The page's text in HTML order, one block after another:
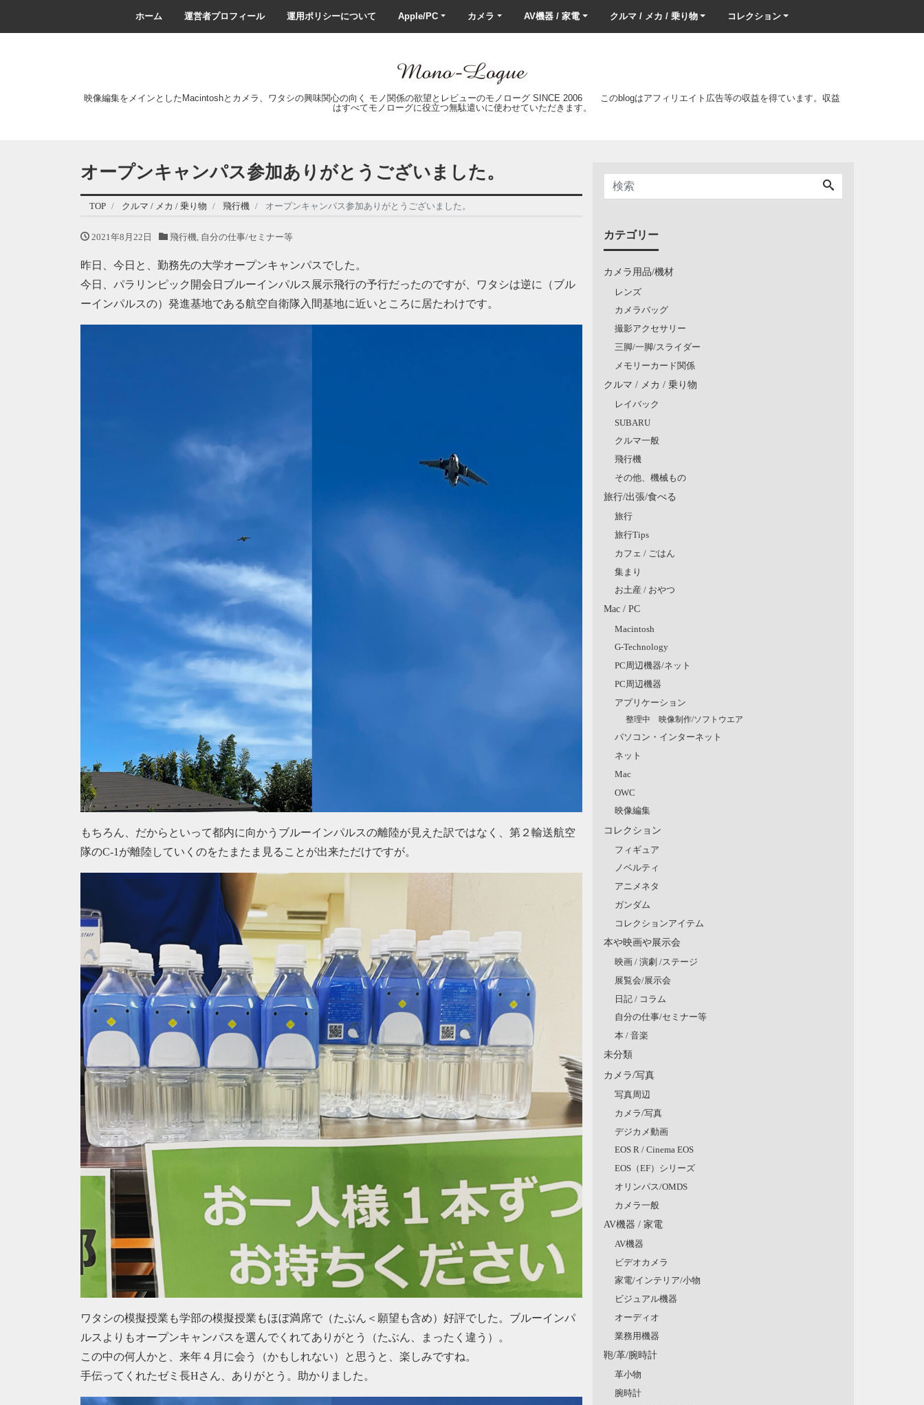
ホーム 運営者プロフィール 運用ポリシーについて Apple/PC カメラ AV機器 / 家電 クルマ / メカ / 乗り物 コレクション
映像編集をメインとしたMacintoshとカメラ、ワタシの興味関心の向く モノ関係の欲望とレビューのモノローグ SINCE 2006 このblogはアフィリエイト広告等の収益を得ています。収益
はすべてモノローグに役立つ無駄遣いに使わせていただきます。
オープンキャンパス参加ありがとうございました。
TOP クルマ / メカ / 乗り物 飛行機 オープンキャンパス参加ありがとうございました。
2021年8月22日 飛行機, 自分の仕事/セミナー等
昨日、今日と、勤務先の大学オープンキャンパスでした。
今日、パラリンピック開会日ブルーインパルス展示飛行の予行だったのですが、ワタシは逆に（ブル
ーインパルスの）発進基地である航空自衛隊入間基地に近いところに居たわけです。
もちろん、だからといって都内に向かうブルーインパルスの離陸が見えた訳ではなく、第２輸送航空
隊のC-1が離陸していくのをたまたま見ることが出来ただけですが。
ワタシの模擬授業も学部の模擬授業もほぼ満席で（たぶん＜願望も含め）好評でした。ブルーインパ
ルスよりもオープンキャンパスを選んでくれてありがとう（たぶん、まったく違う）。
この中の何人かと、来年４月に会う（かもしれない）と思うと、楽しみですね。
手伝ってくれたゼミ長Hさん、ありがとう。助かりました。
カテゴリー
カメラ用品/機材
レンズ
カメラバッグ
撮影アクセサリー
三脚/一脚/スライダー
メモリーカード関係
クルマ / メカ / 乗り物
レイバック
SUBARU
クルマ一般
飛行機
その他、機械もの
旅行/出張/食べる
旅行
旅行Tips
カフェ / ごはん
集まり
お土産 / おやつ
Mac / PC
Macintosh
G-Technology
PC周辺機器/ネット
PC周辺機器
アプリケーション
整理中 映像制作/ソフトウエア
パソコン・インターネット
ネット
Mac
OWC
映像編集
コレクション
フィギュア
ノベルティ
アニメネタ
ガンダム
コレクションアイテム
本や映画や展示会
映画 / 演劇 /ステージ
展覧会/展示会
日記 / コラム
自分の仕事/セミナー等
本 / 音楽
未分類
カメラ/写真
写真周辺
カメラ/写真
デジカメ動画
EOS R / Cinema EOS
EOS（EF）シリーズ
オリンパス/OMDS
カメラ一般
AV機器 / 家電
AV機器
ビデオカメラ
家電/インテリア/小物
ビジュアル機器
オーディオ
業務用機器
鞄/革/腕時計
革小物
腕時計